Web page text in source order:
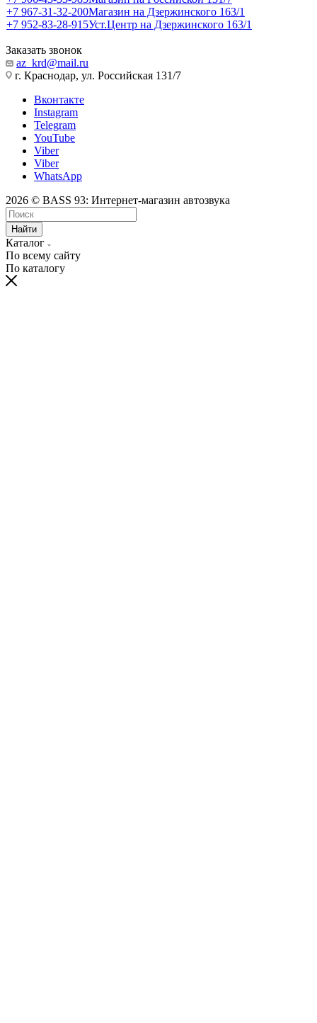
+7 967-31-32-200Магазин на Дзержинского 163/1
+7 952-83-28-915Уст.Центр на Дзержинского 163/1
Заказать звонок
az_krd@mail.ru
г. Краснодар, ул. Российская 131/7
Вконтакте
Instagram
Telegram
YouTube
Viber
Viber
WhatsApp
2026 © BASS 93: Интернет-магазин автозвука
Найти
Каталог
По всему сайту
По каталогу